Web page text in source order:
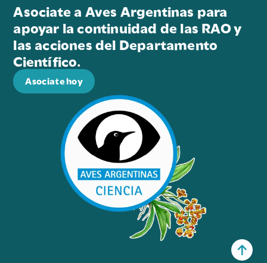
Asociate a Aves Argentinas para
apoyar la continuidad de las RAO y
las acciones del Departamento
Científico.
Asociate hoy